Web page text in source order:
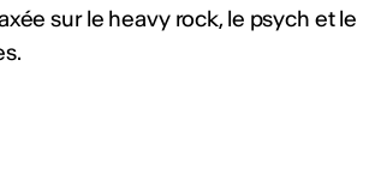
sur le heavy rock, le psych et le